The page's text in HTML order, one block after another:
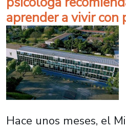
aprender a vivir con
Hace unos meses, el